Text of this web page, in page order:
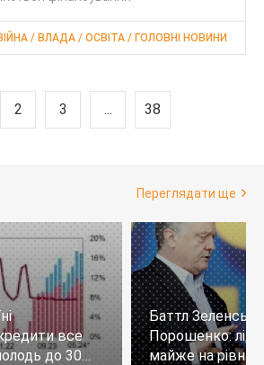
/ ВЛАДА / ОСВІТА / ГОЛОВНІ НОВИНИ
2 3 ... 38
Переглядати ще
все
до 30
Баттл
Порошенко:
майже на